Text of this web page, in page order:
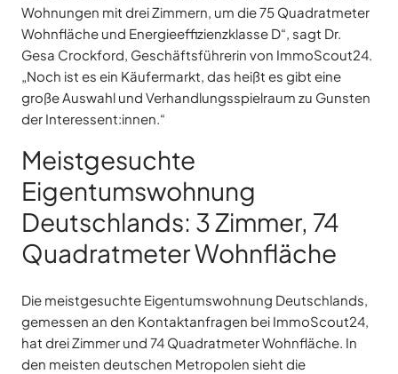
Wohnungen mit drei Zimmern, um die 75 Quadratmeter
Wohnfläche und Energieeffizienzklasse D“, sagt Dr.
Gesa Crockford, Geschäftsführerin von ImmoScout24.
„Noch ist es ein Käufermarkt, das heißt es gibt eine
große Auswahl und Verhandlungsspielraum zu Gunsten
der Interessent:innen.“
Meistgesuchte
Eigentumswohnung
Deutschlands: 3 Zimmer, 74
Quadratmeter Wohnfläche
Die meistgesuchte Eigentumswohnung Deutschlands,
gemessen an den Kontaktanfragen bei ImmoScout24,
hat drei Zimmer und 74 Quadratmeter Wohnfläche. In
den meisten deutschen Metropolen sieht die